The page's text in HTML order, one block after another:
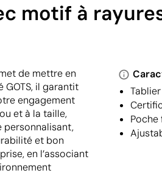
motif à
de mettre en
il garantit
engagement
et à la taille,
personnalisant,
et bon
en l’associant